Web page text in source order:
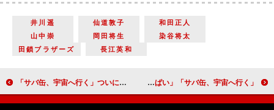
井川遥 仙道敦子
和田正人
山中崇
岡田将生
染谷将太
田鎖ブラザーズ
長江英和
「サバ缶、宇宙へ行く」ついにサバ缶がJAXAの認証を受け宇宙へ 野口聡一氏の特別出演に「ビックリした」「胸熱」 「サバ缶、宇宙へ行く」最終話 ついに宇宙飛行士がサバ缶を実食 「宇宙に飛んで行くシーンは泣いた」「達成感で胸がいっぱい」